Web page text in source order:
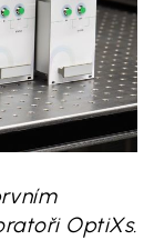
OptiXs.